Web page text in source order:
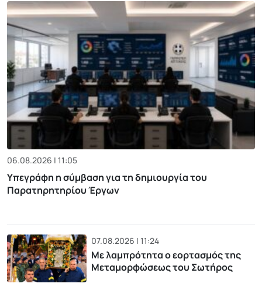
06.08.2026 | 11:05
Υπεγράφη η σύμβαση για τη δημιουργία του
Παρατηρητηρίου Έργων
07.08.2026 | 11:24
Με λαμπρότητα ο εορτασμός της
Μεταμορφώσεως του Σωτήρος